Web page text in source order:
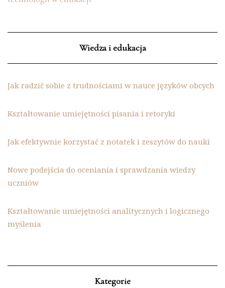
Wiedza i edukacja
Jak radzić sobie z trudnościami w nauce języków obcych
Kształtowanie umiejętności pisania i retoryki
Jak efektywnie korzystać z notatek i zeszytów do nauki
Nowe podejścia do oceniania i sprawdzania wiedzy
uczniów
Kształtowanie umiejętności analitycznych i logicznego
myślenia
Kategorie